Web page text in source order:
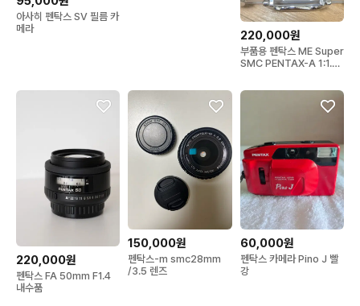
아사히 펜탁스 SV 필름 카
메라
220,000원
부품용 펜탁스 ME Super
SMC PENTAX-A 1:1.4
220,000원
펜탁스 FA 50mm F1.4
내수품
150,000원
펜탁스-m smc28mm
/3.5 렌즈
60,000원
펜탁스 카메라 Pino J 빨
강